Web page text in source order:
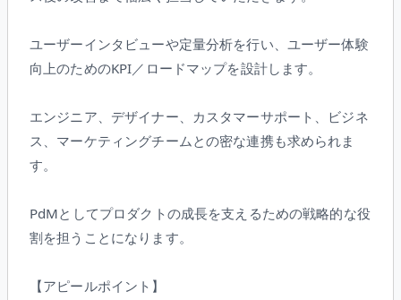
ユーザーインタビューや定量分析を行い、ユーザー体験
向上のためのKPI／ロードマップを設計します。
エンジニア、デザイナー、カスタマーサポート、ビジネ
ス、マーケティングチームとの密な連携も求められま
す。
PdMとしてプロダクトの成長を支えるための戦略的な役
割を担うことになります。
【アピールポイント】